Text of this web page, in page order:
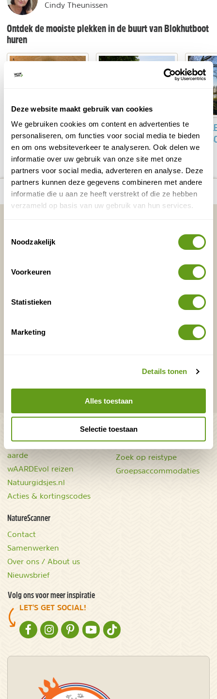
Deze website maakt gebruik van cookies
We gebruiken cookies om content en advertenties te
personaliseren, om functies voor social media te bieden
en om ons websiteverkeer te analyseren. Ook delen we
informatie over uw gebruik van onze site met onze
partners voor social media, adverteren en analyse. Deze
partners kunnen deze gegevens combineren met andere
informatie die u aan ze heeft verstrekt of die ze hebben
verzameld op basis van uw gebruik van hun services.
Noodzakelijk
Voorkeuren
Statistieken
Marketing
Details tonen
Alles toestaan
Selectie toestaan
Cindy Theunissen
Ontdek de mooiste plekken in de buurt van Blokhutboot
huren
BIJZONDER
OVERNACHTEN
BIESBOSCH
FIETSEN IN DE
OMGEVING VAN DE
BIESBOSCH
number_of_trips:
1
Bekijk alle reizen naar Blokhutboot
huren
Bekijk
kaart
Voornaam
Waar ligt je interesse?
Onontdekte plekjes en leuke aanbiedingen voor
overnachtingen en vakanties in de natuur!
Mooiste plekken op
aarde
wAARDEvol reizen
Natuurgidsjes.nl
Acties & kortingscodes
Uitrusting
Zoek op reistype
Groepsaccommodaties
NatureScanner
Contact
Samenwerken
Over ons / About us
Nieuwsbrief
Volg ons voor meer inspiratie
LET'S GET SOCIAL!
NATURESCANNER OP FACEBOOK
NATURESCANNER OP INSTAGRAM
NATURESCANNER OP PINTEREST
NATURESCANNER OP YOUTUBE
NATURESCANNER OP TIKTOK